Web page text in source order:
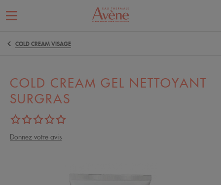
COLD CREAM VISAGE
COLD CREAM GEL NETTOYANT
SURGRAS
Donnez votre avis